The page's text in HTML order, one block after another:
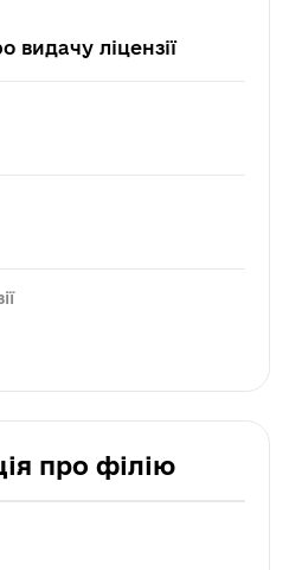
видачу ліцензії
про філію